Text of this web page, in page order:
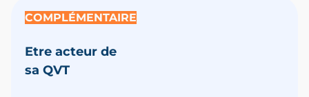
COMPLÉMENTAIRE
Etre acteur de
sa QVT